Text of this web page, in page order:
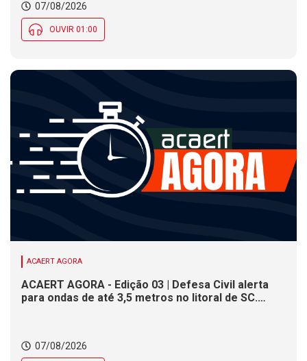
07/08/2026
OUVIR 01:00
ACAERT AGORA
ACAERT AGORA - Edição 03 | Defesa Civil alerta
para ondas de até 3,5 metros no litoral de SC.
07/08/2026